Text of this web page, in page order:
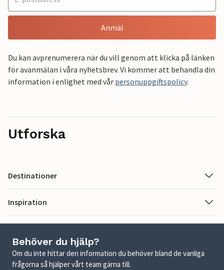
Anmäl
Du kan avprenumerera när du vill genom att klicka på länken
för avanmälan i våra nyhetsbrev. Vi kommer att behandla din
information i enlighet med vår personuppgiftspolicy.
Utforska
Destinationer
Inspiration
Behöver du hjälp?
Om du inte hittar den information du behöver bland de vanliga
frågorna så hjälper vårt team gärna till.